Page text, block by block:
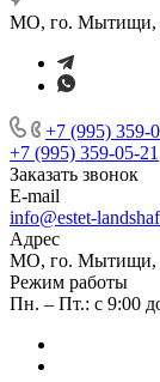
МО, го. Мытищи,
+7 (995) 359-
+7 (995) 359-05-21
Заказать звонок
E-mail
info@estet-
Адрес
МО, го. Мытищи,
Режим работы
Пн. – Пт.: с 9:00